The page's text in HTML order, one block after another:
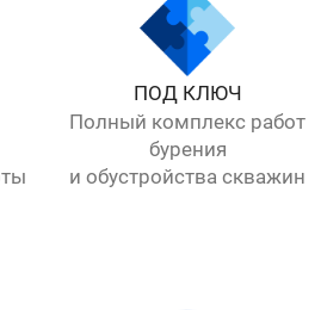
ПОД КЛЮЧ
Полный комплекс работ
бурения
и обустройства скважин